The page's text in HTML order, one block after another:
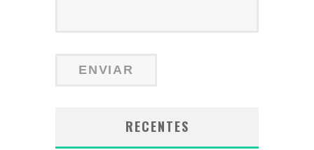
RECENTES